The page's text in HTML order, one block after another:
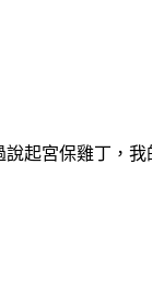
起宮保雞丁，我